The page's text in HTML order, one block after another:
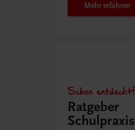
Mehr erfahren
Schon
Ratgeber
Schulpraxis